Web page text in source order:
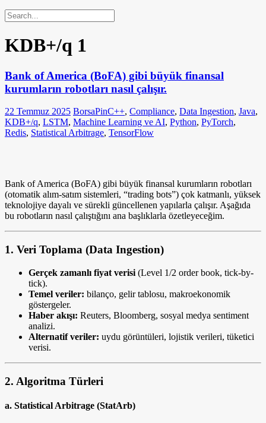
KDB+/q 1
Bank of America (BoFA) gibi büyük finansal
kurumların robotları nasıl çalışır.
22 Temmuz 2025 BorsaPinC++, Compliance, Data Ingestion, Java,
KDB+/q, LSTM, Machine Learning ve AI, Python, PyTorch,
Redis, Statistical Arbitrage, TensorFlow
Bank of America (BoFA) gibi büyük finansal kurumların robotları
(otomatik alım-satım sistemleri, “trading bots”) çok katmanlı, yüksek
teknolojiye dayalı ve sürekli güncellenen yapılarla çalışır. Aşağıda
bu robotların nasıl çalıştığını ana başlıklarla özetleyeceğim.
1. Veri Toplama (Data Ingestion)
Gerçek zamanlı fiyat verisi (Level 1/2 order book, tick-by-
tick).
Temel veriler: bilanço, gelir tablosu, makroekonomik
göstergeler.
Haber akışı: Reuters, Bloomberg, sosyal medya sentiment
analizi.
Alternatif veriler: uydu görüntüleri, lojistik verileri, tüketici
verisi.
2. Algoritma Türleri
a. Statistical Arbitrage (StatArb)